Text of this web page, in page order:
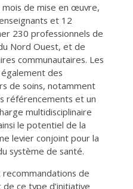
de mise en œuvre,
et 12
230 professionnels de
Nord Ouest, et de
communautaires. Les
des
de soins, notamment
référencements et un
multidisciplinaire
le potentiel de la
levier conjoint pour la
système de santé.
de
de ce type d’initiative